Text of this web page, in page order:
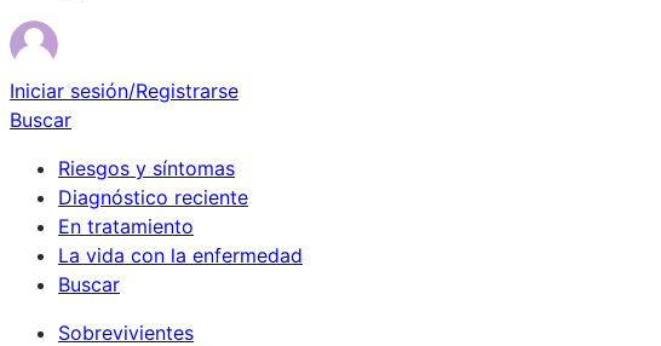
Iniciar sesión/Registrarse
Buscar
Riesgos y síntomas
Diagnóstico reciente
En tratamiento
La vida con la enfermedad
Buscar
Sobrevivientes